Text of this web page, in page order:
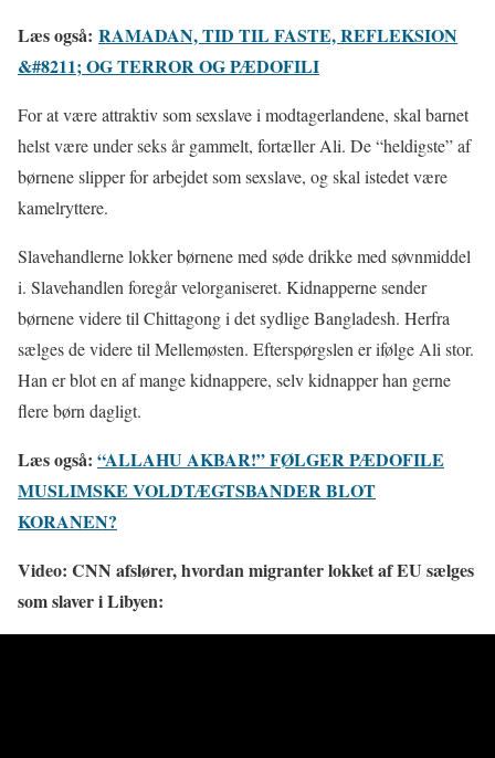
Læs også: RAMADAN, TID TIL FASTE, REFLEKSION
&#8211; OG TERROR OG PÆDOFILI
For at være attraktiv som sexslave i modtagerlandene, skal barnet
helst være under seks år gammelt, fortæller Ali. De “heldigste” af
børnene slipper for arbejdet som sexslave, og skal istedet være
kamelryttere.
Slavehandlerne lokker børnene med søde drikke med søvnmiddel
i. Slavehandlen foregår velorganiseret. Kidnapperne sender
børnene videre til Chittagong i det sydlige Bangladesh. Herfra
sælges de videre til Mellemøsten. Efterspørgslen er ifølge Ali stor.
Han er blot en af mange kidnappere, selv kidnapper han gerne
flere børn dagligt.
Læs også: “ALLAHU AKBAR!” FØLGER PÆDOFILE
MUSLIMSKE VOLDTÆGTSBANDER BLOT
KORANEN?
Video: CNN afslører, hvordan migranter lokket af EU sælges
som slaver i Libyen: